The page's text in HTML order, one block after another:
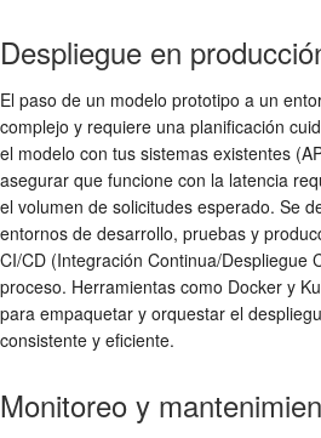
Despliegue en
El paso de un modelo prototipo a un
complejo y requiere una planificación
el modelo con tus sistemas existentes
asegurar que funcione con la latencia
el volumen de solicitudes esperado. Se
entornos de desarrollo, pruebas y
CI/CD (Integración Continua/Despliegue
proceso. Herramientas como Docker y
para empaquetar y orquestar el
consistente y eficiente.
Monitoreo y